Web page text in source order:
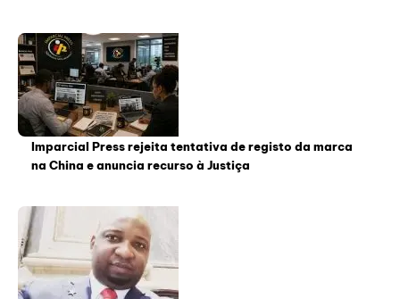
Imparcial Press rejeita tentativa de registo da marca
na China e anuncia recurso à Justiça